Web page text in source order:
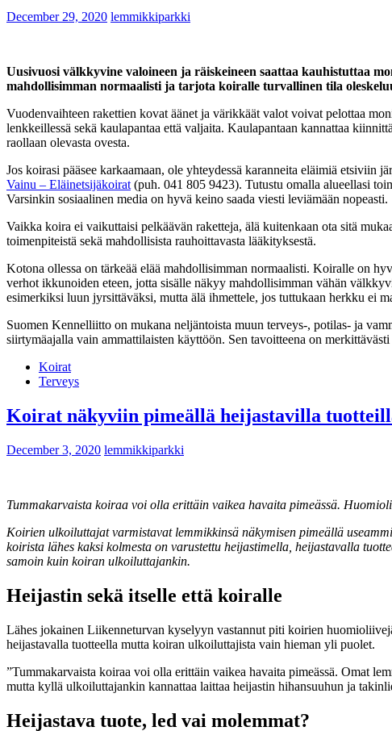
December 29, 2020 lemmikkiparkki
Uusivuosi välkkyvine valoineen ja räiskeineen saattaa kauhistuttaa
mahdollisimman normaalisti ja tarjota koiralle turvallinen tila
Vuodenvaihteen rakettien kovat äänet ja värikkäät valot voivat pelottaa
lenkkeillessä sekä kaulapantaa että valjaita. Kaulapantaan kannattaa
raollaan olevasta ovesta.
Jos koirasi pääsee karkaamaan, ole yhteydessä karanneita eläimiä etsiviin
Vainu – Eläinetsijäkoirat (puh. 041 805 9423). Tutustu omalla alueellasi
Varsinkin sosiaalinen media on hyvä keino saada viesti leviämään nopeasti.
Vaikka koira ei vaikuttaisi pelkäävän raketteja, älä kuitenkaan ota sitä
toimenpiteistä sekä mahdollisista rauhoittavasta lääkityksestä.
Kotona ollessa on tärkeää elää mahdollisimman normaalisti. Koiralle on
verhot ikkunoiden eteen, jotta sisälle näkyy mahdollisimman vähän
esimerkiksi luun jyrsittäväksi, mutta älä ihmettele, jos tuttukaan herkku ei
Suomen Kennelliitto on mukana neljäntoista muun terveys-, potilas- ja
siirtymäajalla vain ammattilaisten käyttöön. Sen tavoitteena on
Koirat
Terveys
Koirat näkyviin pimeällä heijastavilla
December 3, 2020 lemmikkiparkki
Tummakarvaista koiraa voi olla erittäin vaikea havaita pimeässä.
Koirien ulkoiluttajat varmistavat lemmikkinsä näkymisen pimeällä
koirista lähes kaksi kolmesta on varustettu heijastimella, heijastavalla
samoin kuin koiran ulkoiluttajankin.
Heijastin sekä itselle että koiralle
Lähes jokainen Liikenneturvan kyselyyn vastannut piti koirien
heijastavalla tuotteella mutta koiran ulkoiluttajista vain hieman yli puolet.
”Tummakarvaista koiraa voi olla erittäin vaikea havaita pimeässä. Omat
mutta kyllä ulkoiluttajankin kannattaa laittaa heijastin hihansuuhun ja
Heijastava tuote, led vai molemmat?